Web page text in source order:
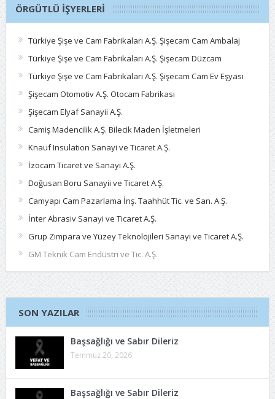
ÖRGÜTLÜ İŞYERLERI
Türkiye Şişe ve Cam Fabrikaları A.Ş. Şişecam Cam Ambalaj
Türkiye Şişe ve Cam Fabrikaları A.Ş. Şişecam Düzcam
Türkiye Şişe ve Cam Fabrikaları A.Ş. Şişecam Cam Ev Eşyası
Şişecam Otomotiv A.Ş. Otocam Fabrikası
Şişecam Elyaf Sanayii A.Ş.
Camiş Madencilik A.Ş. Bilecik Maden İşletmeleri
Knauf Insulation Sanayi ve Ticaret A.Ş.
İzocam Ticaret ve Sanayi A.Ş.
Doğusan Boru Sanayii ve Ticaret A.Ş.
Camyapı Cam Pazarlama İnş. Taahhüt Tic. ve San. A.Ş.
İnter Abrasiv Sanayi ve Ticaret A.Ş.
Grup Zımpara ve Yüzey Teknolojileri Sanayi ve Ticaret A.Ş.
GM Teknik Cam Endüstri ve Tic. A.Ş.
SON YAZILAR
Başsağlığı ve Sabır Dileriz
Temmuz 20, 2026
Başsağlığı ve Sabır Dileriz